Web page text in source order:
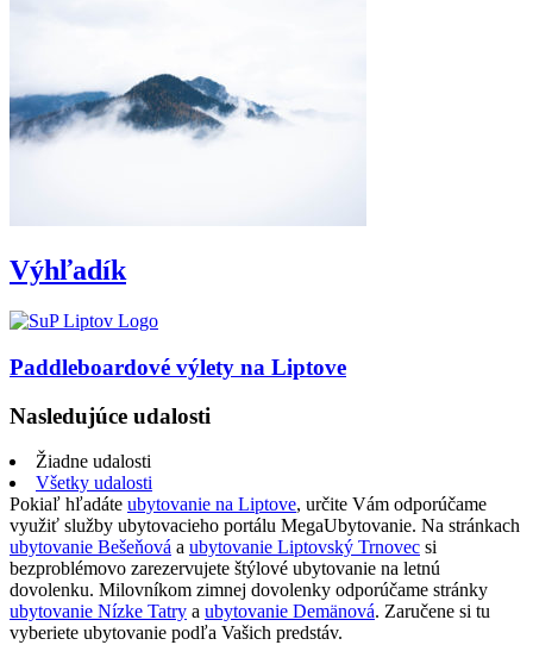
Výhľadík
Paddleboardové výlety na Liptove
Nasledujúce udalosti
Žiadne udalosti
Všetky udalosti
Pokiaľ hľadáte ubytovanie na Liptove, určite Vám odporúčame
využiť služby ubytovacieho portálu MegaUbytovanie. Na stránkach
ubytovanie Bešeňová a ubytovanie Liptovský Trnovec si
bezproblémovo zarezervujete štýlové ubytovanie na letnú
dovolenku. Milovníkom zimnej dovolenky odporúčame stránky
ubytovanie Nízke Tatry a ubytovanie Demänová. Zaručene si tu
vyberiete ubytovanie podľa Vašich predstáv.